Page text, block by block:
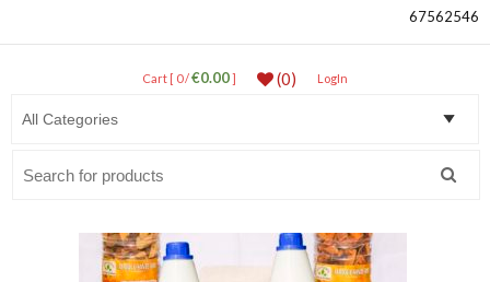
67562546
Cart [ 0 /€0.00] (0) LogIn